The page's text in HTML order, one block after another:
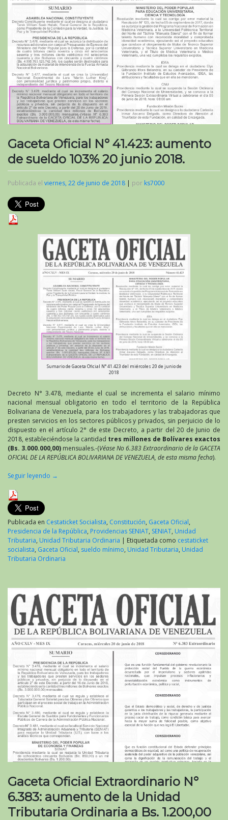
Gaceta Oficial N° 41.423: aumento
de sueldo 103% 20 junio 2018.
Publicada el viernes, 22 de junio de 2018 | por ks7000
Sumario de Gaceta Oficial N° 41.423 del miércoles 20 de junio de
2018
Decreto N° 3.478, mediante el cual se incrementa el salario mínimo
nacional mensual obligatorio en todo el territorio de la República
Bolivariana de Venezuela, para los trabajadores y las trabajadoras que
presten servicios en los sectores públicos y privados, sin perjuicio de lo
dispuesto en el artículo 2° de este Decreto, a partir del 20 de Junio de
2018, estableciéndose la cantidad tres millones de Bolívares exactos
(Bs. 3.000.000,00) mensuales.-(Véase No 6.383 Extraordinario de la GACETA
OFICIAL DE LA REPÚBLICA BOLIVARIANA DE VENEZUELA, de esta misma fecha).
Seguir leyendo →
Publicada en Cestaticket Socialista, Constitución, Gaceta Oficial,
Presidencia de la República, Providencias SENIAT, SENIAT, Unidad
Tributaria, Unidad Tributaria Ordinaria Etiquetada como cestaticket
socialista, Gaceta Oficial, sueldo mínimo, Unidad Tributaria, Unidad
Tributaria Ordinaria
Gaceta Oficial Extraordinario N°
6.383: aumento de la Unidad
Tributaria Ordinaria a Bs. 1.200,00